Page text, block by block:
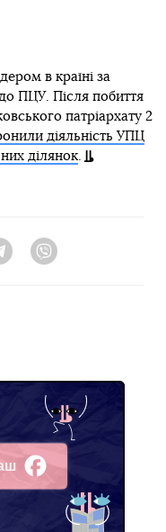
в країні за
ПЦУ. Після побиття
патріархату 2
діяльність УПЦ
ділянок.
TelegramViber